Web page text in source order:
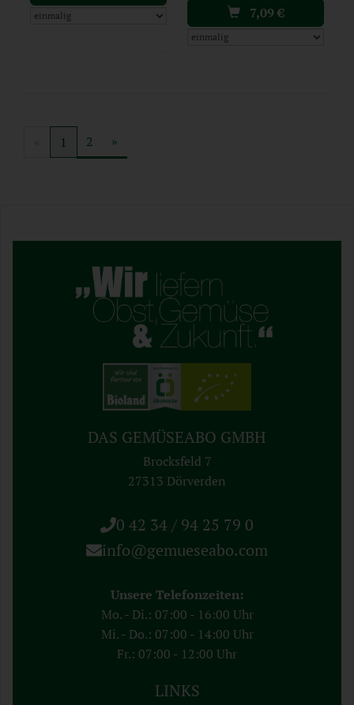
7,09€
1 2 »
DAS GEMÜSEABO GMBH
Brocksfeld 7
27313 Dörverden
0 42 34 / 94 25 79 0
info@gemueseabo.com
Unsere Telefonzeiten:
Mo. - Di.: 07:00 - 16:00 Uhr
Mi. - Do.: 07:00 - 14:00 Uhr
Fr.: 07:00 - 12:00 Uhr
LINKS